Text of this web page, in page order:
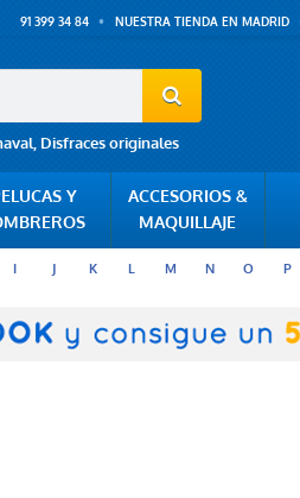
91 399 34 84 NUESTRA TIENDA EN MADRID
, Disfraces originales
Y
ACCESORIOS &
MAQUILLAJE
I J K L M N O P